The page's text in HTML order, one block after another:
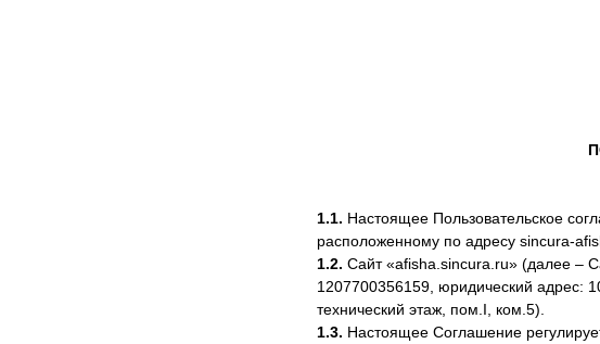
1.1. Настоящее Пользовательское
расположенному по адресу sincura-
1.2. Сайт «afisha.sincura.ru» (далее –
1207700356159, юридический адрес:
технический этаж, пом.I, ком.5).
1.3. Настоящее Соглашение